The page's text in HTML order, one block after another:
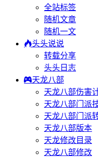
全站标签
随机文章
随机一文
头头说说
转载分享
头头日志
天龙八部
天龙八部伤害
天龙八部门派
天龙八部门派
天龙八部版本
天龙修改目录
天龙八部修改